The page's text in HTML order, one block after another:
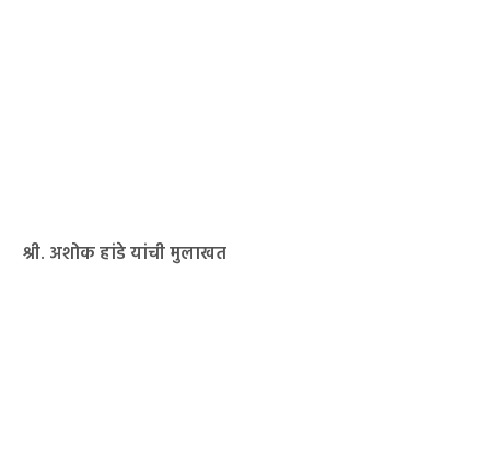
श्री. अशोक हांडे यांची मुलाखत